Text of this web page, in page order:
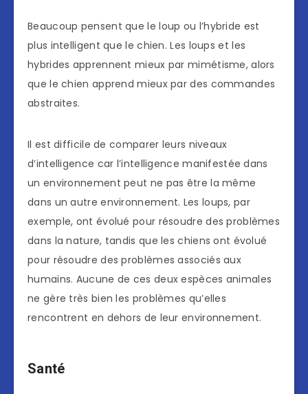
Beaucoup pensent que le loup ou l’hybride est
plus intelligent que le chien. Les loups et les
hybrides apprennent mieux par mimétisme, alors
que le chien apprend mieux par des commandes
abstraites.
Il est difficile de comparer leurs niveaux
d’intelligence car l’intelligence manifestée dans
un environnement peut ne pas être la même
dans un autre environnement. Les loups, par
exemple, ont évolué pour résoudre des problèmes
dans la nature, tandis que les chiens ont évolué
pour résoudre des problèmes associés aux
humains. Aucune de ces deux espèces animales
ne gère très bien les problèmes qu’elles
rencontrent en dehors de leur environnement.
Santé